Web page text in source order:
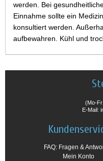
werden. Bei
Einnahme sollte ein
konsultiert werden.
aufbewahren. Kühl und
(Mo-
E-Mail:
FAQ: Fragen &
Mein Konto